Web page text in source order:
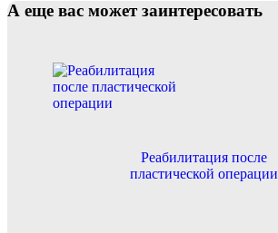
А еще вас может заинтересовать
Реабилитация после
пластической операции